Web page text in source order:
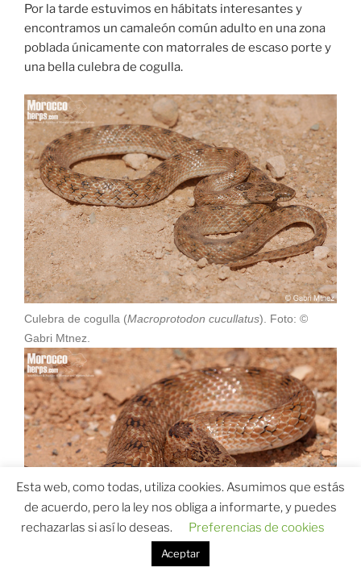
Por la tarde estuvimos en hábitats interesantes y
encontramos un camaleón común adulto en una zona
poblada únicamente con matorrales de escaso porte y
una bella culebra de cogulla.
Culebra de cogulla (Macroprotodon cucullatus). Foto: ©
Gabri Mtnez.
Esta web, como todas, utiliza cookies. Asumimos que estás
de acuerdo, pero la ley nos obliga a informarte, y puedes
rechazarlas si así lo deseas.
Preferencias de cookies
Aceptar